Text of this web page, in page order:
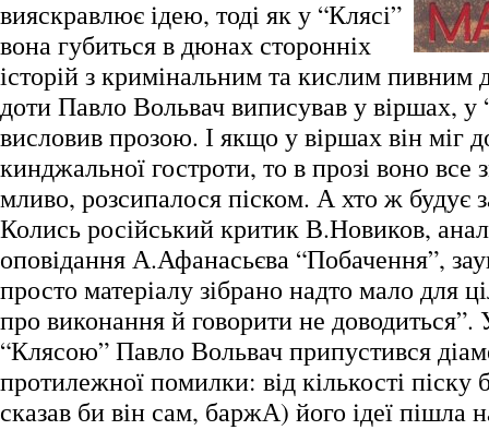
вияскравлює ідею, тоді як у “Клясі”
вона губиться в дюнах сторонніх
історій з кримінальним та кислим
доти Павло Вольвач виписував у віршах, у
висловив прозою. І якщо у віршах він міг
кинджальної гостроти, то в прозі воно все
мливо, розсипалося піском. А хто ж будує
Колись російський критик В.Новиков,
оповідання А.Афанасьєва “Побачення”,
просто матеріалу зібрано надто мало для
про виконання й говорити не доводиться”.
“Клясою” Павло Вольвач припустився
протилежної помилки: від кількості піску
сказав би він сам, баржА) його ідеї пішла